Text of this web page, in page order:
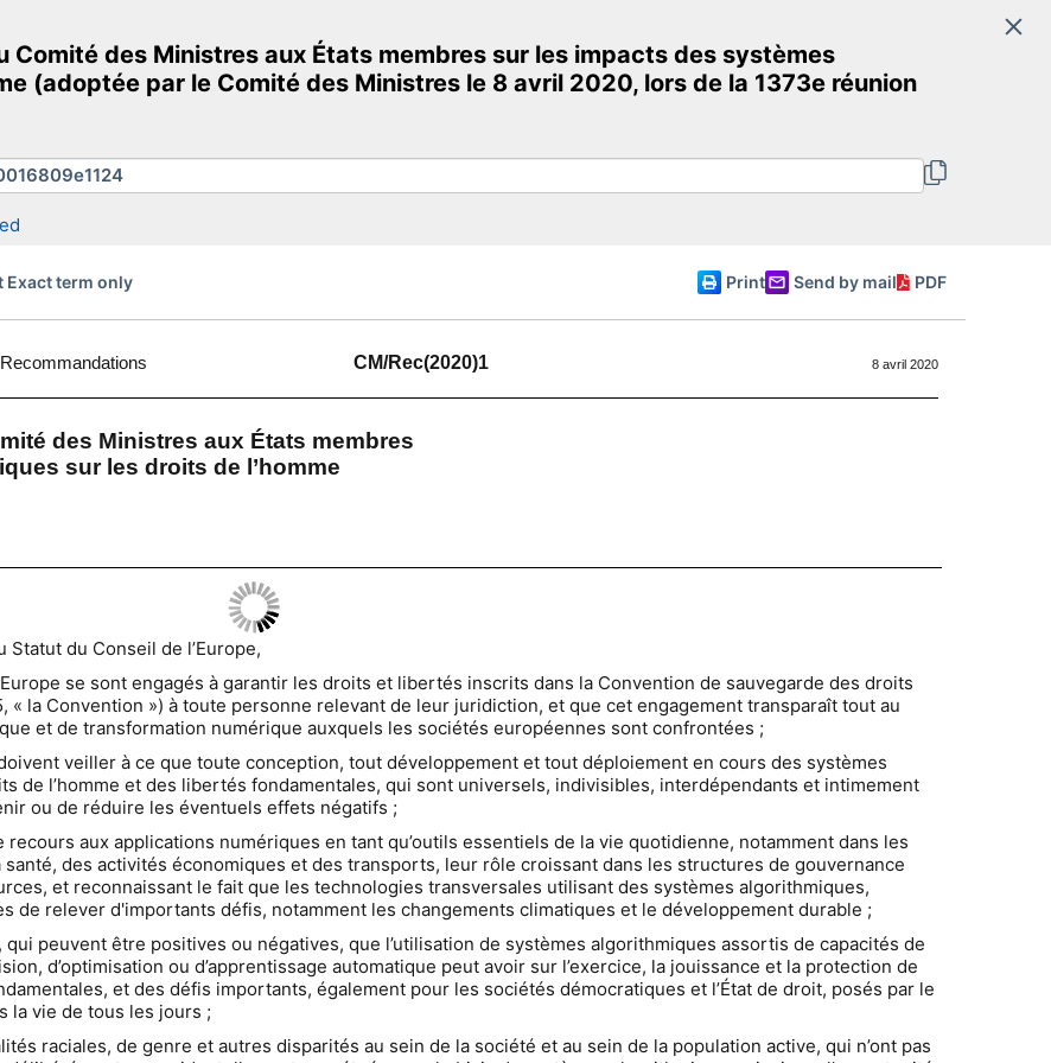
Committee of Ministers
English
des Ministres aux États membres sur les impacts des systèmes
(adoptée par le Comité des Ministres le 8 avril 2020, lors de la 1373e réunion
Exact term only Print Send by mail PDF
Recommandations CM/Rec(2020)1 8 avril 2020
des Ministres aux États membres
sur les droits de l’homme
Statut du Conseil de l’Europe,
se sont engagés à garantir les droits et libertés inscrits dans la Convention de sauvegarde des droits
« la Convention ») à toute personne relevant de leur juridiction, et que cet engagement transparaît tout au
et de transformation numérique auxquels les sociétés européennes sont confrontées ;
veiller à ce que toute conception, tout développement et tout déploiement en cours des systèmes
de l’homme et des libertés fondamentales, qui sont universels, indivisibles, interdépendants et intimement
ou de réduire les éventuels effets négatifs ;
recours aux applications numériques en tant qu’outils essentiels de la vie quotidienne, notamment dans les
santé, des activités économiques et des transports, leur rôle croissant dans les structures de gouvernance
et reconnaissant le fait que les technologies transversales utilisant des systèmes algorithmiques,
de relever d'importants défis, notamment les changements climatiques et le développement durable ;
peuvent être positives ou négatives, que l’utilisation de systèmes algorithmiques assortis de capacités de
d’optimisation ou d’apprentissage automatique peut avoir sur l’exercice, la jouissance et la protection de
et des défis importants, également pour les sociétés démocratiques et l’État de droit, posés par le
la vie de tous les jours ;
raciales, de genre et autres disparités au sein de la société et au sein de la population active, qui n’ont pas